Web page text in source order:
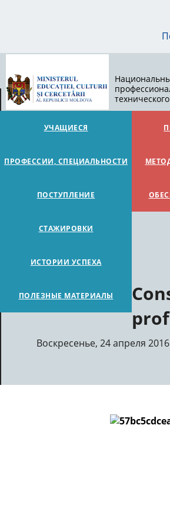
УЧАЩИЕСЯ
ПРОФЕССИИ, СПЕЦИАЛЬНОСТИ
ПОСТУПЛЕНИЕ
СТАЖИРОВКИ
ИСТОРИИ УСПЕХА
ПОЛЕЗНЫЕ МАТЕРИАЛЫ
Воскресенье, 24 апреля